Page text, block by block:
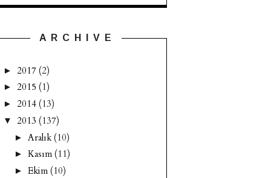
A R C H I V E
► 2017 (2)
► 2015 (1)
► 2014 (13)
▼ 2013 (137)
► Aralık (10)
► Kasım (11)
► Ekim (10)